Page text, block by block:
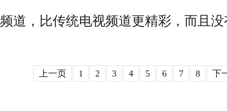
频道，比传统电视频道更精彩，而且
上一页 1 2 3 4 5 6 7 8 下